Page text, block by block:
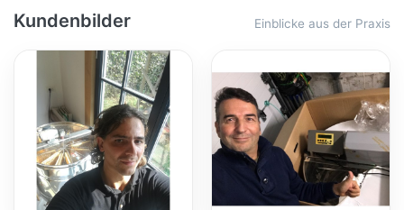
Kundenbilder Einblicke aus der Praxis